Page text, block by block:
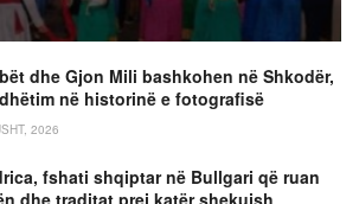
dhe Gjon Mili bashkohen në Shkodër,
në historinë e fotografisë
2026
fshati shqiptar në Bullgari që ruan
dhe traditat prej katër shekujsh